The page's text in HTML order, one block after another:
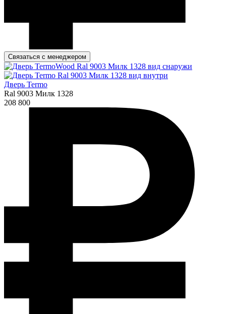
Связаться с менеджером
Дверь Termo
Ral 9003 Милк 1328
208 800